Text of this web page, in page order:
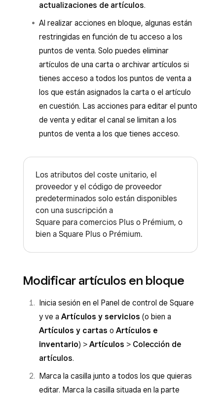
Coste unitario
Puntos de venta
Descripción
Restricción de edad
Atributos de la ficha de producto
Atributos personalizados
Título de SEO
Descripción de SEO
Recuento de calorías (calorías)
Preferencias alimentarias
Contiene lo siguiente (selecciona los
alérgenos alimentarios más habituales)
Atributo del nombre para cocina
Modificadores
Cartas
Archivarlos.
Eliminarlos.
Desde las cartas:
Editar los canales.
Editar los modificadores.
Archivarlos.
actualizaciones de artículos.
Al realizar acciones en bloque, algunas están
restringidas en función de tu acceso a los
puntos de venta. Solo puedes eliminar
artículos de una carta o archivar artículos si
tienes acceso a todos los puntos de venta a
los que están asignados la carta o el artículo
en cuestión. Las acciones para editar el punto
de venta y editar el canal se limitan a los
puntos de venta a los que tienes acceso.
Los atributos del coste unitario, el
proveedor y el código de proveedor
predeterminados solo están disponibles
con una suscripción a
Square para comercios Plus o Prémium, o
bien a Square Plus o Prémium.
Modificar artículos en bloque
Inicia sesión en el Panel de control de Square
y ve a Artículos y servicios (o bien a
Artículos y cartas o Artículos e
inventario) > Artículos > Colección de
artículos.
Marca la casilla junto a todos los que quieras
editar. Marca la casilla situada en la parte